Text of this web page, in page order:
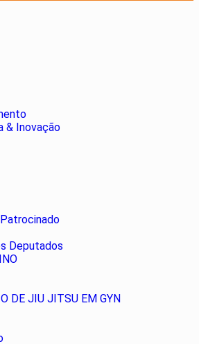
& Inovação
Deputados
DE JIU JITSU EM GYN